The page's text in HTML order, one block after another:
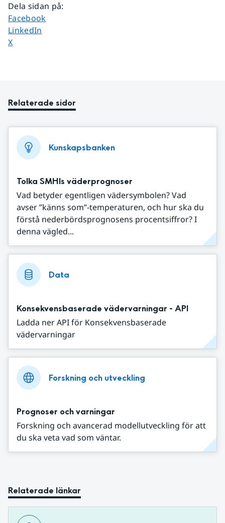
Dela sidan på:
Dela sidan på
Facebook
Dela sidan på
LinkedIn
Dela sidan på
X
Relaterade sidor
Kunskapsbanken
Tolka SMHIs väderprognoser
Vad betyder egentligen vädersymbolen? Vad
avser ”känns som”-temperaturen, och hur ska du
förstå nederbördsprognosens procentsiffror? I
denna vägled...
Data
Konsekvensbaserade vädervarningar - API
Ladda ner API för Konsekvensbaserade
vädervarningar
Forskning och utveckling
Prognoser och varningar
Forskning och avancerad modellutveckling för att
du ska veta vad som väntar.
Relaterade länkar